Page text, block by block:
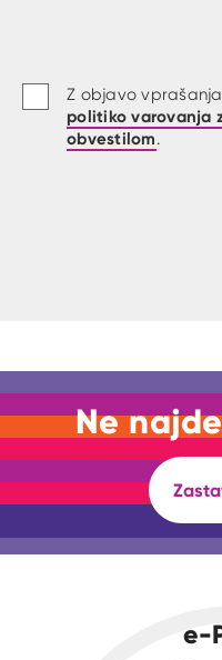
Z objavo
politiko varovanja
obvestilom.
Ne
e-